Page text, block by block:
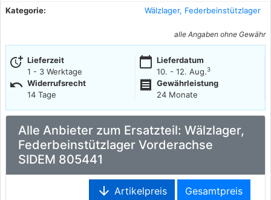
Kategorie:
Wälzlager, Federbeinstützlager
alle Angaben ohne Gewähr
more_time Lieferzeit
1 - 3 Werktage
calendar_today Lieferdatum
10. - 12. Aug.3
undo Widerrufsrecht
14 Tage
receipt
Gewährleistung
24 Monate
Alle Anbieter zum Ersatzteil: Wälzlager,
Federbeinstützlager Vorderachse
SIDEM 805441
arrow_downward Artikelpreis Gesamtpreis